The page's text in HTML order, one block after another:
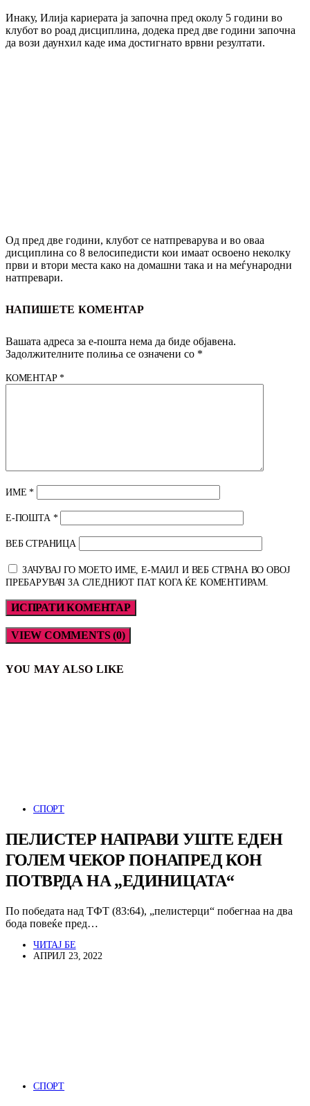
Инаку, Илија кариерата ја започна пред околу 5 години во
клубот во роад дисциплина, додека пред две години започна
да вози даунхил каде има достигнато врвни резултати.
Од пред две години, клубот се натпреварува и во оваа
дисциплина со 8 велосипедисти кои имаат освоено неколку
први и втори места како на домашни така и на меѓународни
натпревари.
НАПИШЕТЕ КОМЕНТАР
Вашата адреса за е-пошта нема да биде објавена.
Задолжителните полиња се означени со *
КОМЕНТАР*
ИМЕ*
Е-ПОШТА *
ВЕБ СТРАНИЦА
ЗАЧУВАЈ ГО МОЕТО ИМЕ, Е-МАИЛ И ВЕБ СТРАНА ВО ОВОЈ
ПРЕБАРУВАЧ ЗА СЛЕДНИОТ ПАТ КОГА ЌЕ КОМЕНТИРАМ.
VIEW COMMENTS (0)
YOU MAY ALSO LIKE
СПОРТ
ПЕЛИСТЕР НАПРАВИ УШТЕ ЕДЕН
ГОЛЕМ ЧЕКОР ПОНАПРЕД КОН
ПОТВРДА НА „ЕДИНИЦАТА“
По победата над ТФТ (83:64), „пелистерци“ побегнаа на два
бода повеќе пред…
ЧИТАЈ БЕ
АПРИЛ 23, 2022
СПОРТ